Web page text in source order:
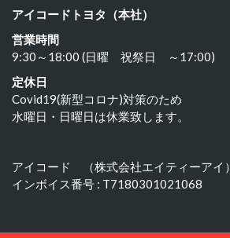
アイコードトヨタ（本社）
営業時間
9:30～18:00 (日曜 祝祭日 ～17:00)
定休日
Covid19(新型コロナ)対策のため
水曜日・日曜日は休業致します。
アイコード （株式会社エイティーアイ）
インボイス番号 : T7180301021068